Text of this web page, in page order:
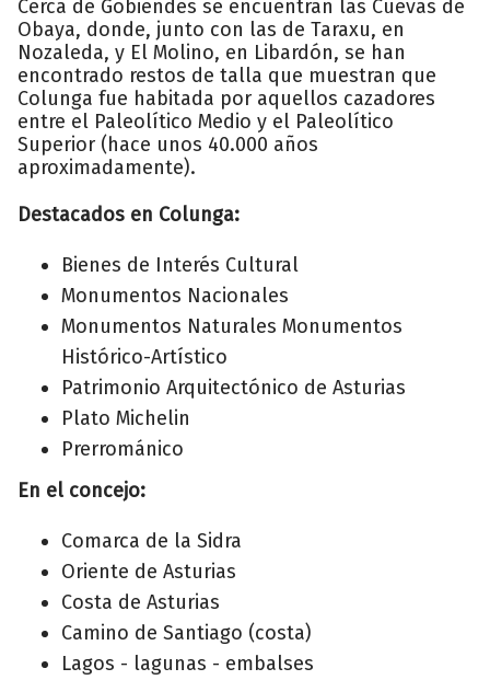
Cerca de Gobiendes se encuentran las Cuevas de
Obaya, donde, junto con las de Taraxu, en
Nozaleda, y El Molino, en Libardón, se han
encontrado restos de talla que muestran que
Colunga fue habitada por aquellos cazadores
entre el Paleolítico Medio y el Paleolítico
Superior (hace unos 40.000 años
aproximadamente).
Destacados en Colunga:
Bienes de Interés Cultural
Monumentos Nacionales
Monumentos Naturales Monumentos
Histórico-Artístico
Patrimonio Arquitectónico de Asturias
Plato Michelin
Prerrománico
En el concejo:
Comarca de la Sidra
Oriente de Asturias
Costa de Asturias
Camino de Santiago (costa)
Lagos - lagunas - embalses